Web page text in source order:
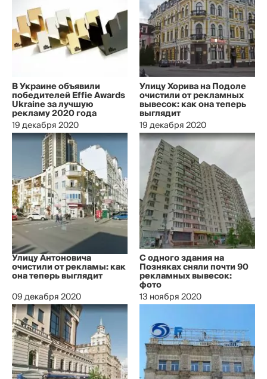
В Украине объявили
победителей Effie Awards
Ukraine за лучшую
рекламу 2020 года
19 декабря 2020
Улицу Хорива на Подоле
очистили от рекламных
вывесок: как она теперь
выглядит
19 декабря 2020
Улицу Антоновича
очистили от рекламы: как
она теперь выглядит
09 декабря 2020
С одного здания на
Позняках сняли почти 90
рекламных вывесок:
фото
13 ноября 2020